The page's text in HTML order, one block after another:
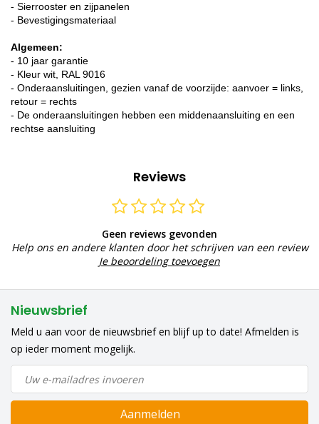
- Sierrooster en zijpanelen
- Bevestigingsmateriaal
Algemeen:
- 10 jaar garantie
- Kleur wit, RAL 9016
- Onderaansluitingen, gezien vanaf de voorzijde: aanvoer = links,
retour = rechts
- De onderaansluitingen hebben een middenaansluiting en een
rechtse aansluiting
Reviews
Geen reviews gevonden
Help ons en andere klanten door het schrijven van een review
Je beoordeling toevoegen
Nieuwsbrief
Meld u aan voor de nieuwsbrief en blijf up to date! Afmelden is
op ieder moment mogelijk.
Aanmelden